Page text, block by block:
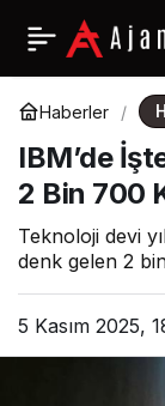
Haberler
IBM’de
2 Bin 700
Teknoloji devi
denk gelen 2
5 Kasım 2025,